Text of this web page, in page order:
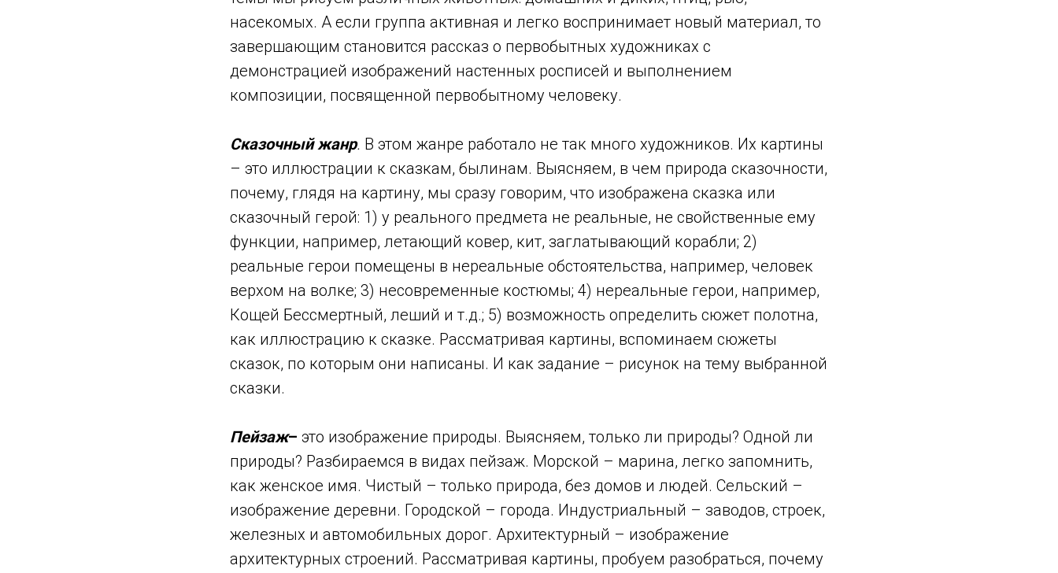
насекомых. А если группа активная и легко воспринимает новый материал, то
завершающим становится рассказ о первобытных художниках с
демонстрацией изображений настенных росписей и выполнением
композиции, посвященной первобытному человеку.
Сказочный жанр. В этом жанре работало не так много художников. Их картины
– это иллюстрации к сказкам, былинам. Выясняем, в чем природа сказочности,
почему, глядя на картину, мы сразу говорим, что изображена сказка или
сказочный герой: 1) у реального предмета не реальные, не свойственные ему
функции, например, летающий ковер, кит, заглатывающий корабли; 2)
реальные герои помещены в нереальные обстоятельства, например, человек
верхом на волке; 3) несовременные костюмы; 4) нереальные герои, например,
Кощей Бессмертный, леший и т.д.; 5) возможность определить сюжет полотна,
как иллюстрацию к сказке. Рассматривая картины, вспоминаем сюжеты
сказок, по которым они написаны. И как задание – рисунок на тему выбранной
сказки.
Пейзаж– это изображение природы. Выясняем, только ли природы? Одной ли
природы? Разбираемся в видах пейзаж. Морской – марина, легко запомнить,
как женское имя. Чистый – только природа, без домов и людей. Сельский –
изображение деревни. Городской – города. Индустриальный – заводов, строек,
железных и автомобильных дорог. Архитектурный – изображение
архитектурных строений. Рассматривая картины, пробуем разобраться, почему